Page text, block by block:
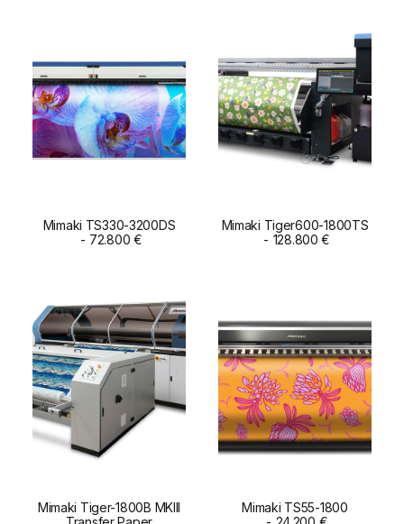
ADD TO CART
Mimaki TS330-3200DS
72.800€ ADD TO CART
Mimaki Tiger600-1800TS
128.800€
ADD TO CART
Mimaki Tiger-1800B MKIII
ADD TO CART
Mimaki TS55-1800